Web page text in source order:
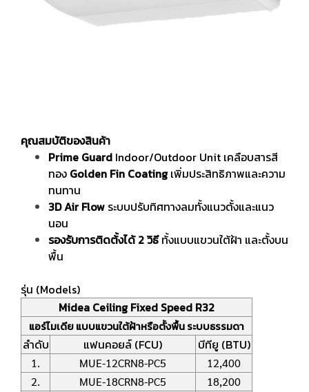
คุณสมบัติของสินค้า
Prime Guard Indoor/Outdoor Unit เคลือบสารสี
ทอง Golden Fin Coatingเพิ่มประสิทธิภาพและความ
ทนทาน
3D Air Flow ระบบปรับทิศทางลมทั้งแนวตั้งและแนว
นอน
รองรับการติดต้้งได้ 2 วิธีท้้งแบบแขวนใต้ฝ้า และตั้งบน
พื้น
รุ่น (Models)
Midea Ceiling Fixed Speed R32
แอร์ไมเดีย แบบแขวนใต้ฝ้าหรือตั้งพื้น ระบบธรรมดา
ลำดับ แฟนคอยล์ (FCU) บีทียู (BTU)
1. MUE-12CRN8-PC5
12,400
2.
MUE-18CRN8-PC5
18,200